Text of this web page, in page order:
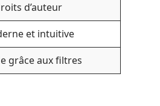
d’auteur
et intuitive
grâce aux filtres